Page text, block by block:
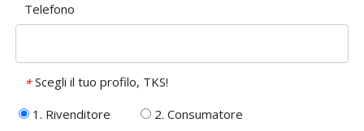
Telefono
* Scegli il tuo profilo, TKS!
1. Rivenditore
2. Consumatore